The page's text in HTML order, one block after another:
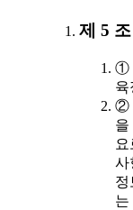
제 5
①
육
②
을
요
사
정
는